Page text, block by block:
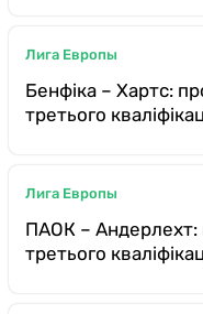
Лига Европы
Бенфіка – Хартс:
третього
Лига Европы
ПАОК – Андерлехт:
третього